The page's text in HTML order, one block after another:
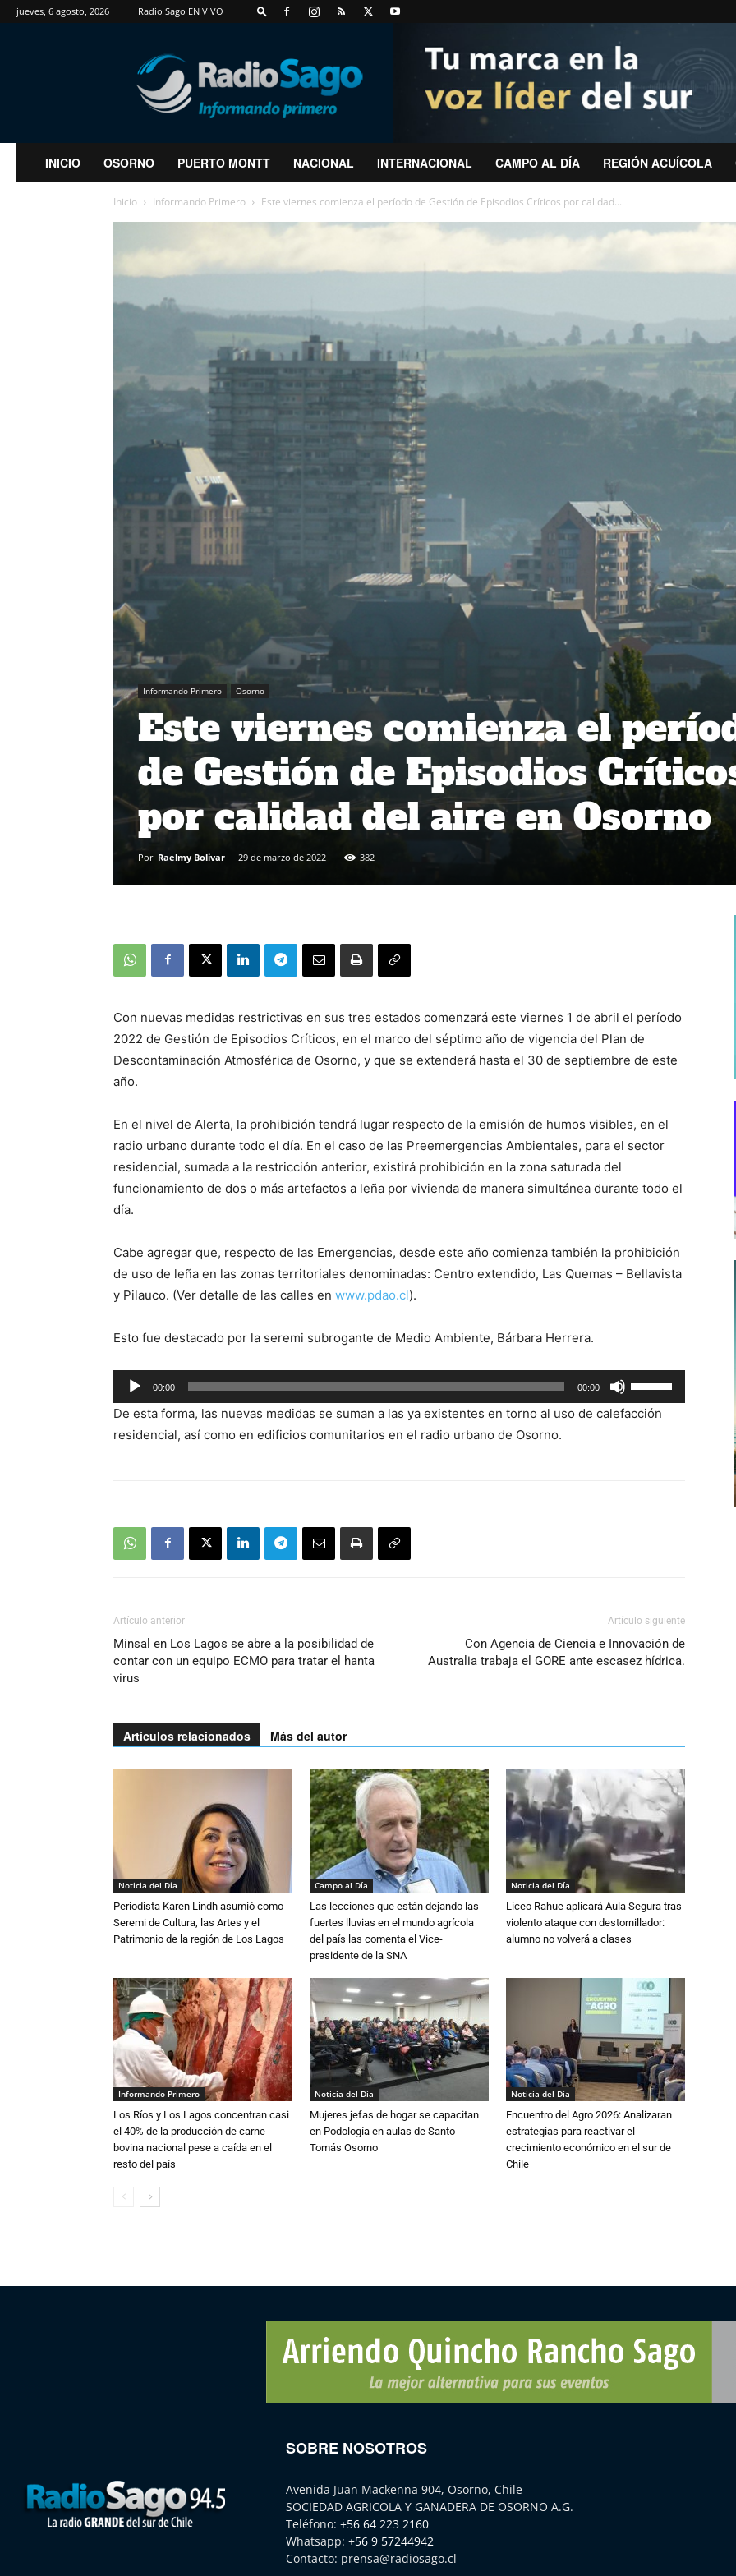
jueves, 6 agosto, 2026 Radio Sago EN VIVO
RadioSago
INICIO OSORNO PUERTO MONTT NACIONAL INTERNACIONAL CAMPO AL DÍA REGIÓN ACUÍCOLA
Inicio Informando Primero Este viernes comienza el período de Gestión de Episodios Críticos por calidad...
Informando Primero Osorno
Este viernes comienza el
de Gestión de Episodios
por calidad del aire en Osorno
Por Raelmy Bolivar - 29 de marzo de 2022 382
Con nuevas medidas restrictivas en sus tres estados comenzará este viernes 1 de abril el período
2022 de Gestión de Episodios Críticos, en el marco del séptimo año de vigencia del Plan de
Descontaminación Atmosférica de Osorno, y que se extenderá hasta el 30 de septiembre de este
año.
En el nivel de Alerta, la prohibición tendrá lugar respecto de la emisión de humos visibles, en el
radio urbano durante todo el día. En el caso de las Preemergencias Ambientales, para el sector
residencial, sumada a la restricción anterior, existirá prohibición en la zona saturada del
funcionamiento de dos o más artefactos a leña por vivienda de manera simultánea durante todo el
día.
Cabe agregar que, respecto de las Emergencias, desde este año comienza también la prohibición
de uso de leña en las zonas territoriales denominadas: Centro extendido, Las Quemas – Bellavista
y Pilauco. (Ver detalle de las calles en www.pdao.cl).
Esto fue destacado por la seremi subrogante de Medio Ambiente, Bárbara Herrera.
Reproductor
de
audio
00:00 00:00
las
teclas
volumen.
De esta forma, las nuevas medidas se suman a las ya existentes en torno al uso de calefacción
residencial, así como en edificios comunitarios en el radio urbano de Osorno.
Artículo anterior
Minsal en Los Lagos se abre a la posibilidad de
contar con un equipo ECMO para tratar el hanta
virus
Artículo siguiente
Con Agencia de Ciencia e Innovación de
Australia trabaja el GORE ante escasez hídrica.
Artículos relacionados Más del autor
Noticia del Día
Periodista Karen Lindh asumió como
Seremi de Cultura, las Artes y el
Patrimonio de la región de Los Lagos
Campo al Día
Las lecciones que están dejando las
fuertes lluvias en el mundo agrícola
del país las comenta el Vice-
presidente de la SNA
Noticia del Día
Liceo Rahue aplicará Aula Segura tras
violento ataque con destornillador:
alumno no volverá a clases
Informando Primero
Los Ríos y Los Lagos concentran casi
el 40% de la producción de carne
bovina nacional pese a caída en el
resto del país
Noticia del Día
Mujeres jefas de hogar se capacitan
en Podología en aulas de Santo
Tomás Osorno
Noticia del Día
Encuentro del Agro 2026: Analizaran
estrategias para reactivar el
crecimiento económico en el sur de
Chile
SOBRE NOSOTROS
Avenida Juan Mackenna 904, Osorno, Chile
SOCIEDAD AGRICOLA Y GANADERA DE OSORNO A.G.
Teléfono: +56 64 223 2160
Whatsapp: +56 9 57244942
Contacto: prensa@radiosago.cl